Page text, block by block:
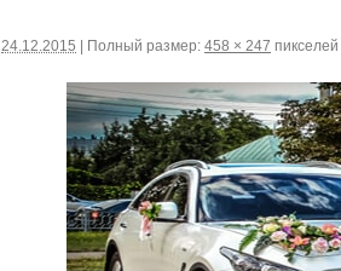
24.12.2015 Полный размер: 458 × 247 пикселей